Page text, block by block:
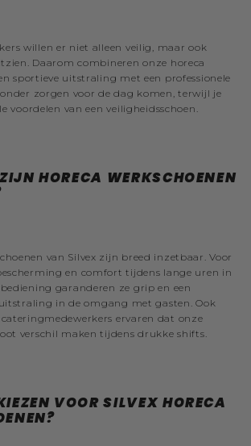
willen er niet alleen veilig, maar ook
Daarom combineren onze horeca
sportieve uitstraling met een professionele
zorgen voor de dag komen, terwijl je
voordelen van een veiligheidsschoen.
HORECA WERKSCHOENEN
van Silvex zijn breed inzetbaar. Voor
en comfort tijdens lange uren in
garanderen ze grip en een
in de omgang met gasten. Ook
ervaren dat onze
verschil maken tijdens drukke shifts.
VOOR SILVEX HORECA